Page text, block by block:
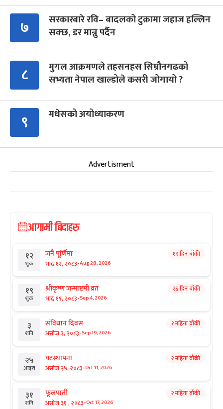
७
सरकारबारे रवि– बादलको टुक्रामा जहाज हल्लिन
सक्छ, डर मान्नु पर्दैन
८
मुगल आक्रमणले तहसनहस सिम्रौनगढको
सभ्यता नेपाल खाल्डोले कसरी जोगायो ?
९ मधेसको अयोध्याकरण
Advertisment
आगामी बिदाहरु
१२
शुक्र
जनै पूर्णिमा
भाद्र १२, २०८३-Aug 28, 2026
१९ दिन बाँकी
१९
शुक्र
श्रीकृष्ण जन्माष्टमी व्रत
भाद्र १९, २०८३-Sep 4, 2026
२६ दिन बाँकी
३
शनि
संविधान दिवस
असोज ३, २०८३-Sep 19, 2026
१ महिना बाँकी
२५
आइत
घटस्थापना
असोज २५, २०८३-Oct 11, 2026
२ महिना बाँकी
३१
शनि
फूलपाती
असोज ३१ , २०८३-Oct 17, 2026
२ महिना बाँकी